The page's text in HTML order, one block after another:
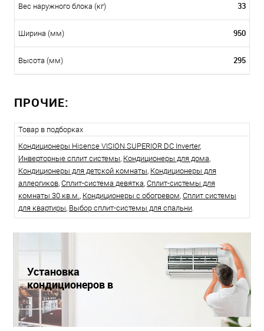
Вес наружного блока (кг) 33
Ширина (мм) 950
Высота (мм) 295
ПРОЧИЕ:
Товар в подборках
Кондиционеры Hisense VISION SUPERIOR DC Inverter,
Инверторные сплит системы, Кондиционеры для дома,
Кондиционеры для детской комнаты, Кондиционеры для
аллергиков, Сплит-система девятка, Сплит-системы для
комнаты 30 кв.м., Кондиционеры с обогревом, Сплит системы
для квартиры, Выбор сплит-системы для спальни.
Установка
кондиционеров в
Краснодаре